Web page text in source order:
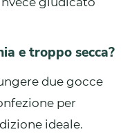
e troppo secca?
due gocce
per
ideale.